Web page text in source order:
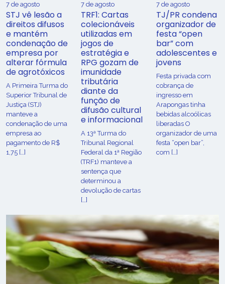
7 de agosto
STJ vê lesão a
direitos difusos
e mantém
condenação de
empresa por
alterar fórmula
de agrotóxicos
​A Primeira Turma do
Superior Tribunal de
Justiça (STJ)
manteve a
condenação de uma
empresa ao
pagamento de R$
1,75 […]
7 de agosto
TRF1: Cartas
colecionáveis
utilizadas em
jogos de
estratégia e
RPG gozam de
imunidade
tributária
diante da
função de
difusão cultural
e informacional
A 13ª Turma do
Tribunal Regional
Federal da 1ª Região
(TRF1) manteve a
sentença que
determinou a
devolução de cartas
[…]
7 de agosto
TJ/PR condena
organizador de
festa “open
bar” com
adolescentes e
jovens
Festa privada com
cobrança de
ingresso em
Arapongas tinha
bebidas alcoólicas
liberadas O
organizador de uma
festa “open bar”,
com […]